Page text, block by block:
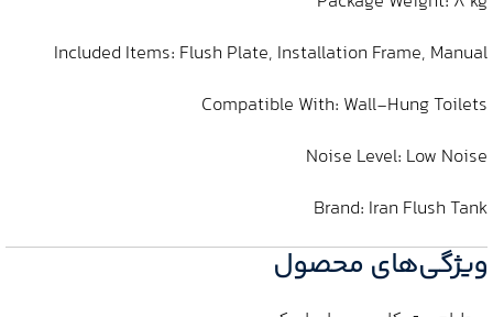
Included Items: Flush Plate, Installation Frame, Manual
Compatible With: Wall-Hung Toilets
Noise Level: Low Noise
Brand: Iran Flush Tank
ویژگی‌های محصول